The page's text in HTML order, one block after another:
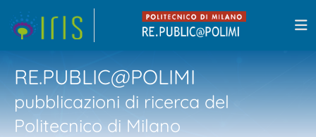
RE.PUBLIC@POLIMI
pubblicazioni di ricerca del
Politecnico di Milano